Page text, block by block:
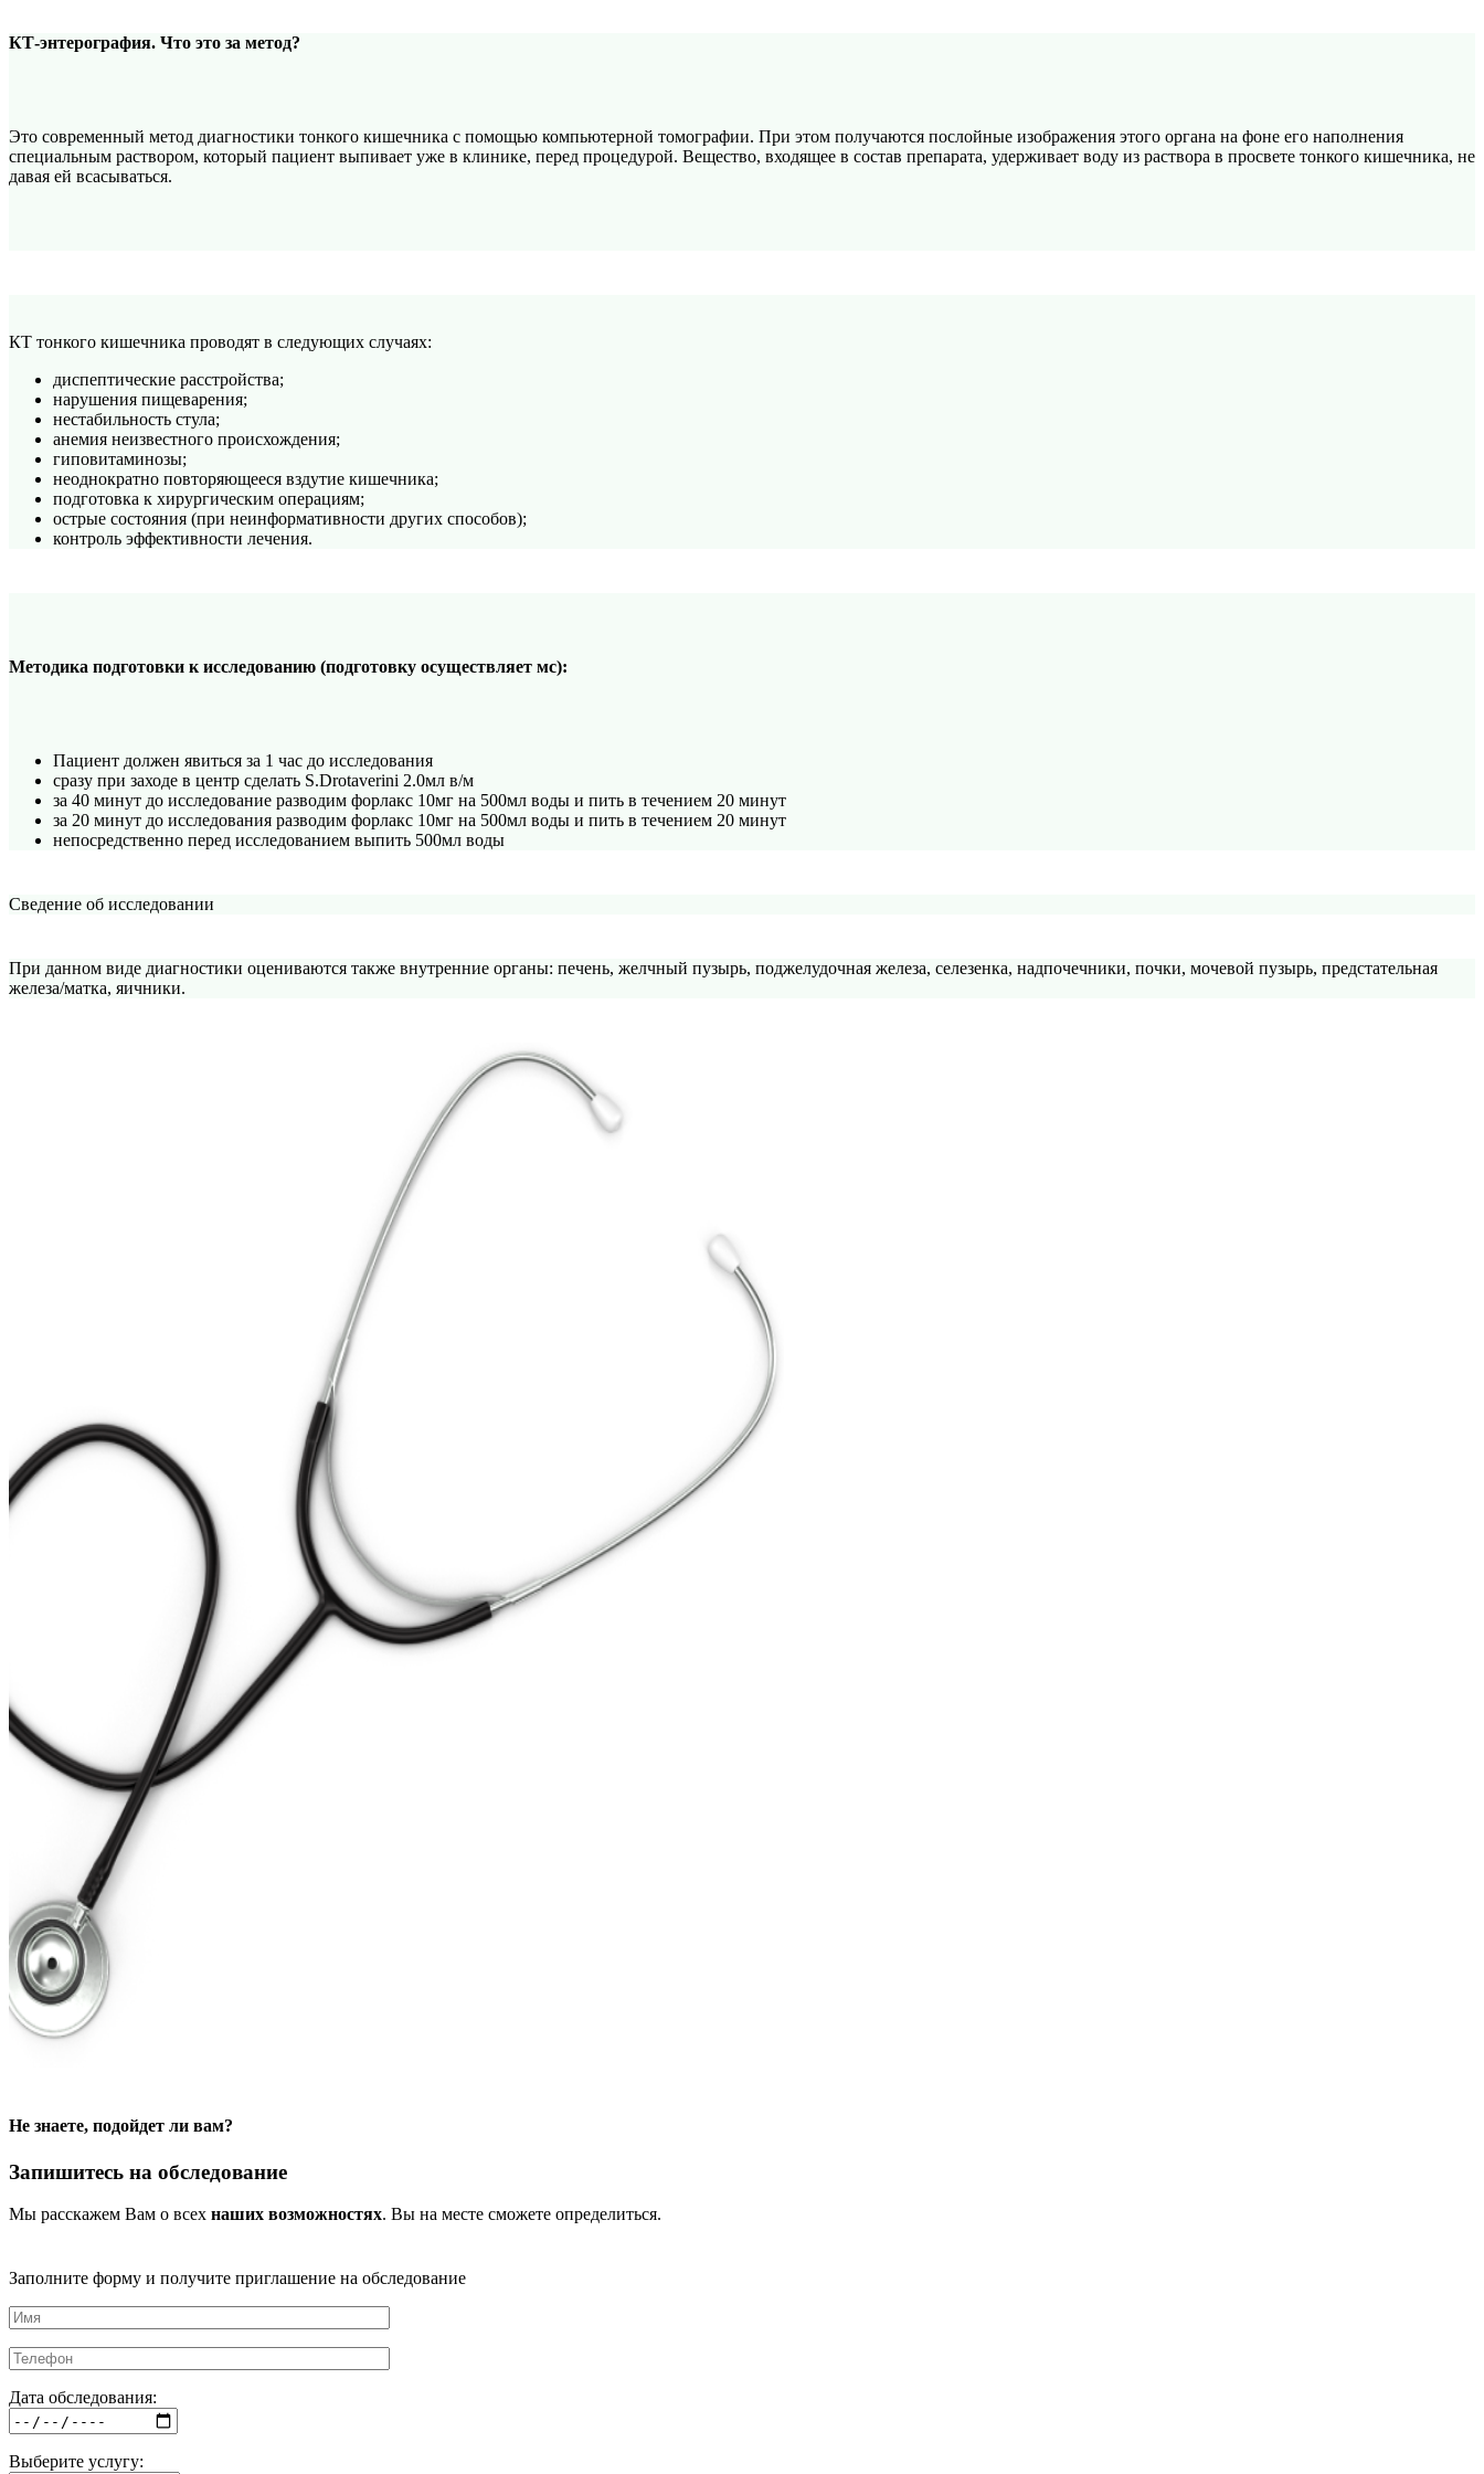
КТ-энтерография. Что это за метод?
Это современный метод диагностики тонкого кишечника с помощью компьютерной томографии. При этом получаются послойные изображения этого органа на фоне его наполнения
специальным раствором, который пациент выпивает уже в клинике, перед процедурой. Вещество, входящее в состав препарата, удерживает воду из раствора в просвете тонкого кишечника, не
давая ей всасываться.
КТ тонкого кишечника проводят в следующих случаях:
диспептические расстройства;
нарушения пищеварения;
нестабильность стула;
анемия неизвестного происхождения;
гиповитаминозы;
неоднократно повторяющееся вздутие кишечника;
подготовка к хирургическим операциям;
острые состояния (при неинформативности других способов);
контроль эффективности лечения.
Методика подготовки к исследованию (подготовку осуществляет мс):
Пациент должен явиться за 1 час до исследования
сразу при заходе в центр сделать S.Drotaverini 2.0мл в/м
за 40 минут до исследование разводим форлакс 10мг на 500мл воды и пить в течением 20 минут
за 20 минут до исследования разводим форлакс 10мг на 500мл воды и пить в течением 20 минут
непосредственно перед исследованием выпить 500мл воды
Сведение об исследовании
При данном виде диагностики оцениваются также внутренние органы: печень, желчный пузырь, поджелудочная железа, селезенка, надпочечники, почки, мочевой пузырь, предстательная
железа/матка, яичники.
Не знаете, подойдет ли вам?
Запишитесь на обследование
Мы расскажем Вам о всех наших возможностях. Вы на месте сможете определиться.
Заполните форму и получите приглашение на обследование
Дата обследования:
Выберите услугу: